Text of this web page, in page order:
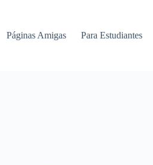
Páginas Amigas Para Estudiantes